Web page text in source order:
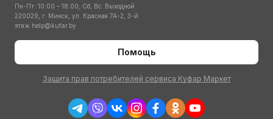
Пн-Пт: 10:00 – 18:00; Сб, Вс: Выходной
220029, г. Минск, ул. Красная 7А-2, 3-й
этаж help@kufar.by
Помощь
Защита прав потребителей сервиса Куфар Маркет